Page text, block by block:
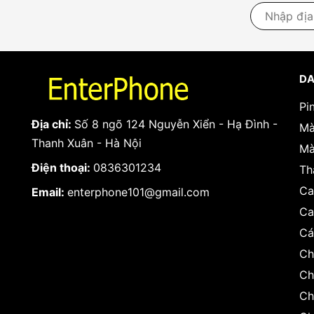
Hình ảnh sản phẩm: inbox zalo shop lấy ảnh
Địa chỉ: Số 8 ngõ 124 Nguyễn Xiển - Hạ Đình -
Thanh Xuân - Hà Nội
Điện thoại: 0836301234
Email: enterphone101@gmail.com